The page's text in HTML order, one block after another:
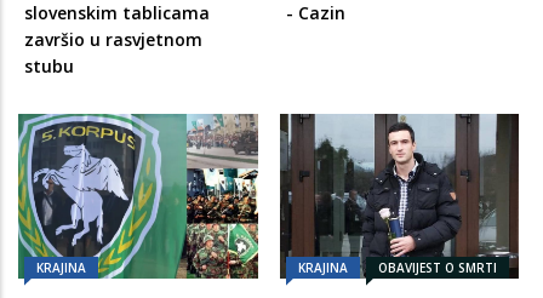
slovenskim tablicama
završio u rasvjetnom
stubu
- Cazin
KRAJINA KRAJINA OBAVIJEST O SMRTI